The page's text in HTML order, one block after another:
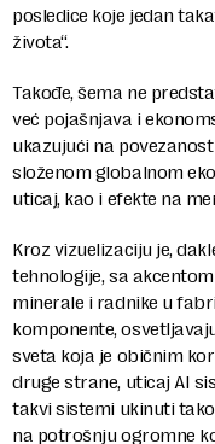
posledice koje jedan
života“.
Takođe, šema ne
već pojašnjava i
ukazujući na
složenom globalnom
uticaj, kao i efekte na
Kroz vizuelizaciju je,
tehnologije, sa
minerale i radnike u
komponente,
sveta koja je običnim
druge strane, uticaj AI
takvi sistemi ukinuti
na potrošnju ogromne